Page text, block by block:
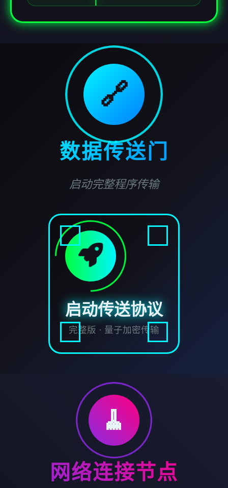
🔗
数据传送门
启动完整程序传输
启动传送协议
完整版 · 量子加密传输
🧹
网络连接节点